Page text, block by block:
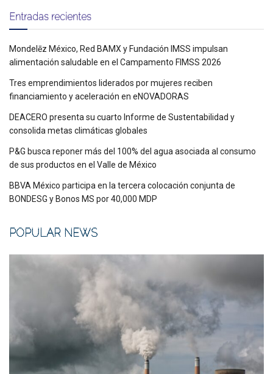
Entradas recientes
Mondelēz México, Red BAMX y Fundación IMSS impulsan
alimentación saludable en el Campamento FIMSS 2026
Tres emprendimientos liderados por mujeres reciben
financiamiento y aceleración en eNOVADORAS
DEACERO presenta su cuarto Informe de Sustentabilidad y
consolida metas climáticas globales
P&G busca reponer más del 100% del agua asociada al consumo
de sus productos en el Valle de México
BBVA México participa en la tercera colocación conjunta de
BONDESG y Bonos MS por 40,000 MDP
POPULAR NEWS